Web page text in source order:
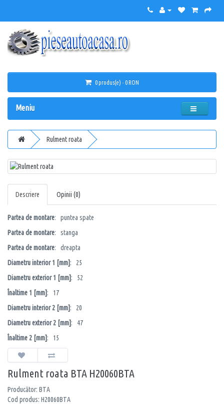
0 produs(e) - 0 RON
Meniu
Rulment roata
Descriere Opinii (0)
Partea de montare: puntea spate
Partea de montare: stanga
Partea de montare: dreapta
Diametru interior 1 [mm]: 25
Diametru exterior 1 [mm]: 52
Înaltime 1 [mm]: 17
Diametru interior 2 [mm]: 20
Diametru exterior 2 [mm]: 47
Înaltime 2 [mm]: 15
Rulment roata BTA H20060BTA
Producător: BTA
Cod produs: H20060BTA